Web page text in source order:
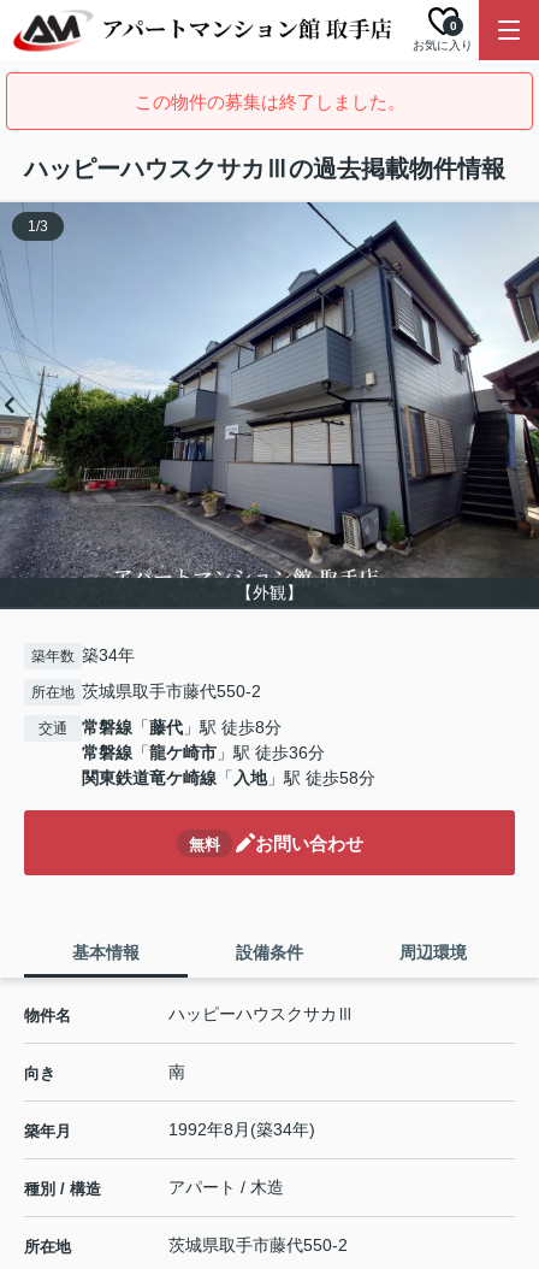
お気に入り
0
この物件の募集は終了しました。
ハッピーハウスクサカⅢの過去掲載物件情報
【外観】
1/3
築年数 築34年
所在地 茨城県取手市藤代550-2
交通 常磐線 「藤代 」駅 徒歩8分
常磐線 「龍ケ崎市 」駅 徒歩36分
関東鉄道竜ケ崎線 「入地」駅 徒歩58分
無料 お問い合わせ
基本情報 設備条件 周辺環境
物件名 ハッピーハウスクサカⅢ
向き 南
築年月 1992年8月(築34年)
種別 / 構造 アパート / 木造
所在地 茨城県取手市藤代550-2